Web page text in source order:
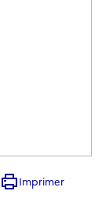
Imprimer